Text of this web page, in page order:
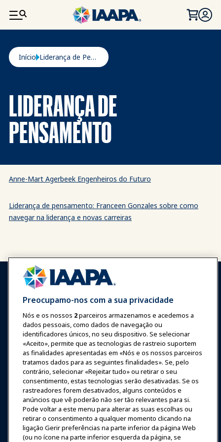
PASSAR PARA O CONTEÚDO PRINCIPAL
Navegação estrutural
Início Liderança de Pensamento
LIDERANÇA DE
PENSAMENTO
Anne-Mart Agerbeek Engenheiros do Futuro
Liderança de pensamento: Franceen Gonzales sobre como
navegar na liderança e novas carreiras
Entrar Junte-se Agora
Prêmios Carreiras
Contato
Expos e Eventos
Notícias & Diversão
Educação
Segurança & Proteção
Preocupamo-nos com a sua privacidade
Nós e os nossos 2parceiros armazenamos e acedemos a
dados pessoais, como dados de navegação ou
identificadores únicos, no seu dispositivo. Se selecionar
«Aceito», permite que as tecnologias de rastreio suportem
as finalidades apresentadas em «Nós e os nossos parceiros
tratamos dados para as seguintes finalidades». Se, pelo
contrário, selecionar «Rejeitar tudo» ou retirar o seu
consentimento, estas tecnologias serão desativadas. Se os
rastreadores forem desativados, alguns conteúdos e
anúncios que vê poderão não ser tão relevantes para si.
Pode voltar a este menu para alterar as suas escolhas ou
retirar o consentimento a qualquer momento clicando na
ligação Gerir preferências na parte inferior da página Web
(ou no ícone na parte inferior esquerda da página, se